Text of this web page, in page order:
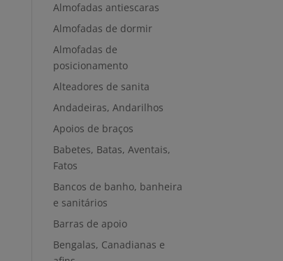
Almofadas antiescaras
Almofadas de dormir
Almofadas de
posicionamento
Alteadores de sanita
Andadeiras, Andarilhos
Apoios de braços
Babetes, Batas, Aventais,
Fatos
Bancos de banho, banheira
e sanitários
Barras de apoio
Bengalas, Canadianas e